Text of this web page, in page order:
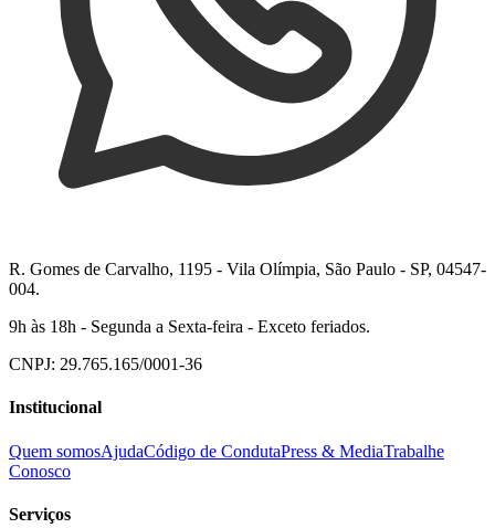
R. Gomes de Carvalho, 1195 - Vila Olímpia, São Paulo - SP, 04547-
004.
9h às 18h - Segunda a Sexta-feira - Exceto feriados.
CNPJ: 29.765.165/0001-36
Institucional
Quem somosAjudaCódigo de CondutaPress & MediaTrabalhe
Conosco
Serviços